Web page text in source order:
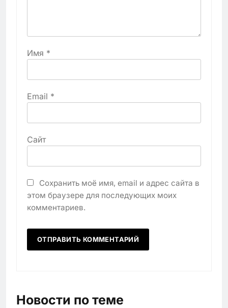
Имя *
Email *
Сайт
Сохранить моё имя, email и адрес сайта в
этом браузере для последующих моих
комментариев.
Новости по теме